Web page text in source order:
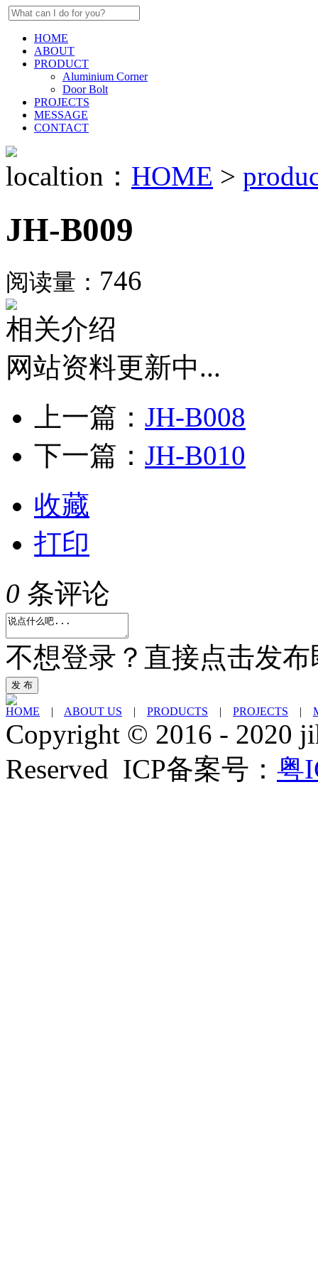
HOME
ABOUT
PRODUCT
Aluminium Corner
Door Bolt
PROJECTS
MESSAGE
CONTACT
localtion： HOME >
JH-B009
阅读量： 746
相关介绍
网站资料更新中...
上一篇： JH-B008
下一篇： JH-B010
收藏
打印
0 条评论
不想登录？直接点击发
发 布
HOME | ABOUT US | PRODUCTS | PROJECTS |
Copyright © 2016 - 2020
Reserved ICP备案号： 粤